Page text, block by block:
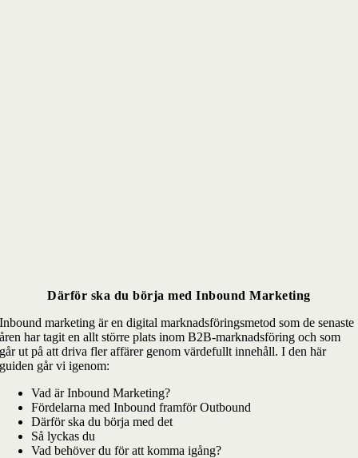
Därför ska du börja med Inbound Marketing
Inbound marketing är en digital marknadsföringsmetod som de senaste
åren har tagit en allt större plats inom B2B-marknadsföring och som
går ut på att driva fler affärer genom värdefullt innehåll. I den här
guiden går vi igenom:
Vad är Inbound Marketing?
Fördelarna med Inbound framför Outbound
Därför ska du börja med det
Så lyckas du
Vad behöver du för att komma igång?